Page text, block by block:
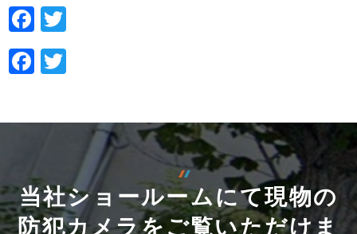
Facebook
Facebook
当社ショールームにて現物の
防犯カメラをご覧いただけま